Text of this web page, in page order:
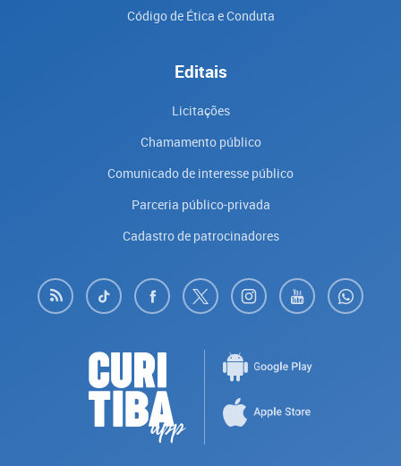
Código de Ética e Conduta
Editais
Licitações
Chamamento público
Comunicado de interesse público
Parceria público-privada
Cadastro de patrocinadores